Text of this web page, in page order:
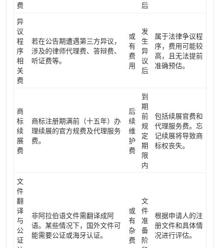
费
后
异
议
程
序
相
关
费
若在公告期遭遇第三方异议，
涉及的律师代理费、答辩费、
听证费等。
或
有
费
用
发
生
异
议
后
属于法律争议程
序，费用可能较
高，且无法提前
准确预估。
商
标
续
展
费
商标注册期满前（十五年）办
理续展的官方规费及代理服务
费。
后
续
维
护
费
到
期
前
规
定
期
限
内
包括续展官费和
代理服务费。忘
记续展将导致商
标权丧失。
文
件
翻
译
与
公
证
非阿拉伯语文件需翻译成阿
语。某些情况下，国外文件可
能需要公证或海牙认证。
或
有
杂
费
文
件
准
备
阶
根据申请人的注
册文件和具体情
况进行评估。